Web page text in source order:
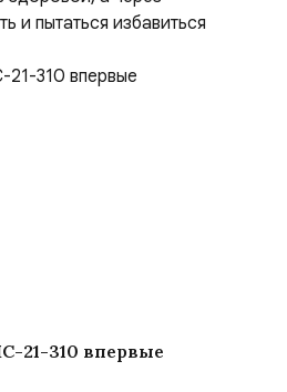
и пытаться избавиться
21-310 впервые